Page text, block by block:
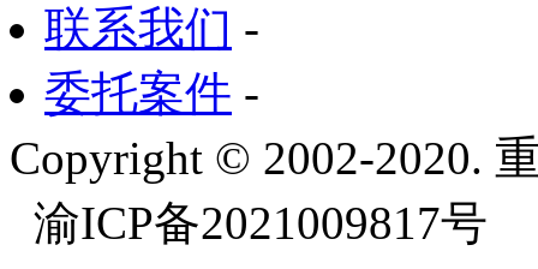
联系我们 -
委托案件 -
Copyright © 2002-2020.
渝ICP备2021009817号